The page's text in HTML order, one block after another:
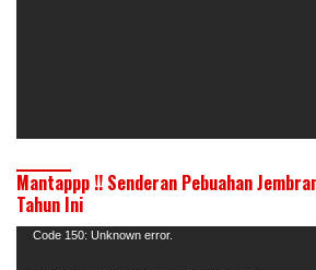
Mantappp !! Senderan Pebuahan
Tahun Ini
Pemutar
Code 150: Unknown error.